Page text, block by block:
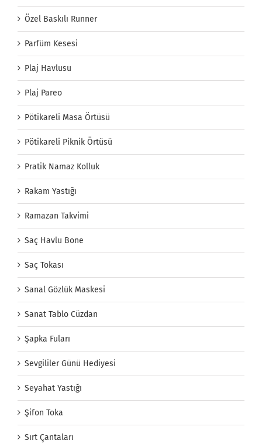
Özel Baskılı Runner
Parfüm Kesesi
Plaj Havlusu
Plaj Pareo
Pötikareli Masa Örtüsü
Pötikareli Piknik Örtüsü
Pratik Namaz Kolluk
Rakam Yastığı
Ramazan Takvimi
Saç Havlu Bone
Saç Tokası
Sanal Gözlük Maskesi
Sanat Tablo Cüzdan
Şapka Fuları
Sevgililer Günü Hediyesi
Seyahat Yastığı
Şifon Toka
Sırt Çantaları